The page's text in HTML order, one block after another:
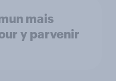
mais
y parvenir